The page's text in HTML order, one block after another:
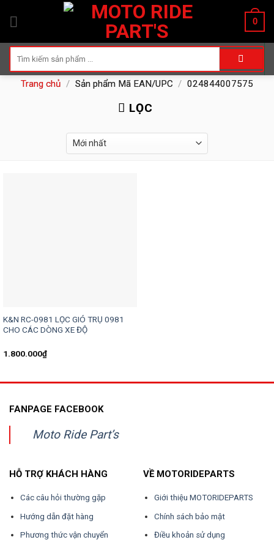
0
kiếm:
Trang chủ / Sản phẩm Mã EAN/UPC / 024844007575
LỌC
K&N RC-0981 LỌC GIÓ TRỤ 0981
CHO CÁC DÒNG XE ĐỘ
1.800.000₫
FANPAGE FACEBOOK
Moto Ride Part’s
HỖ TRỢ KHÁCH HÀNG
Các câu hỏi thường gặp
Hướng dẫn đặt hàng
Phương thức vận chuyển
VỀ MOTORIDEPARTS
Giới thiệu MOTORIDEPARTS
Chính sách bảo mật
Điều khoản sử dụng